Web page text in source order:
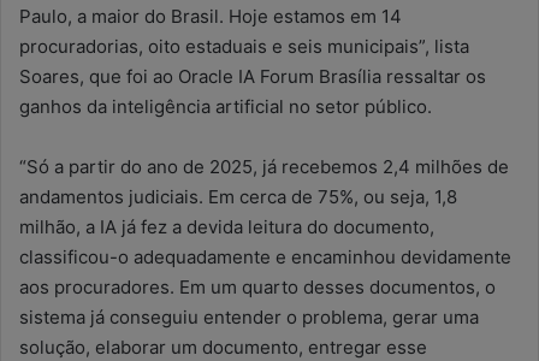
Paulo, a maior do Brasil. Hoje estamos em 14
procuradorias, oito estaduais e seis municipais”, lista
Soares, que foi ao Oracle IA Forum Brasília ressaltar os
ganhos da inteligência artificial no setor público.
“Só a partir do ano de 2025, já recebemos 2,4 milhões de
andamentos judiciais. Em cerca de 75%, ou seja, 1,8
milhão, a IA já fez a devida leitura do documento,
classificou-o adequadamente e encaminhou devidamente
aos procuradores. Em um quarto desses documentos, o
sistema já conseguiu entender o problema, gerar uma
solução, elaborar um documento, entregar esse